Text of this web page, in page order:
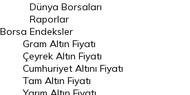
Geçmiş Kapanışlar
Dünya Borsaları
Raporlar
Endeksler
Borsa
Dünya Borsaları
Raporlar
Endeksler
Gram Altın Fiyatı
Çeyrek Altın Fiyatı
Cumhuriyet Altını Fiyatı
Tam Altın Fiyatı